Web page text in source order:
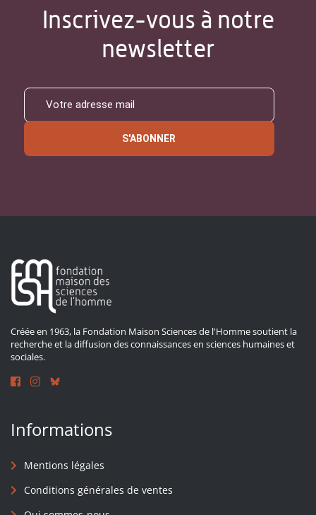
Inscrivez-vous à notre
newsletter
S'ABONNER
Créée en 1963, la Fondation Maison Sciences de l'Homme soutient la
recherche et la diffusion des connaissances en sciences humaines et
sociales.
Informations
Mentions légales
Conditions générales de ventes